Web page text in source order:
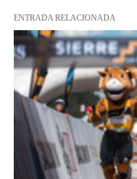
ENTRADA RELACIONADA